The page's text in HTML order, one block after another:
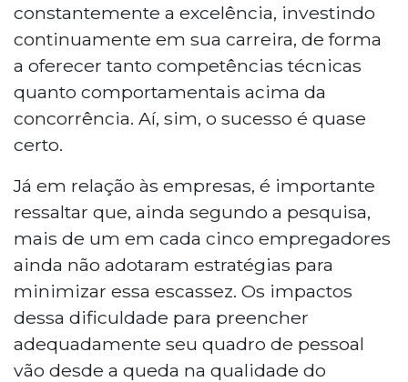
constantemente a excelência, investindo
continuamente em sua carreira, de forma
a oferecer tanto competências técnicas
quanto comportamentais acima da
concorrência. Aí, sim, o sucesso é quase
certo.
Já em relação às empresas, é importante
ressaltar que, ainda segundo a pesquisa,
mais de um em cada cinco empregadores
ainda não adotaram estratégias para
minimizar essa escassez. Os impactos
dessa dificuldade para preencher
adequadamente seu quadro de pessoal
vão desde a queda na qualidade do